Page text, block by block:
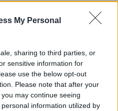
My Personal
sharing to third parties, or
sensitive information for
use the below opt-out
Please note that after your
may continue seeing
information utilized by